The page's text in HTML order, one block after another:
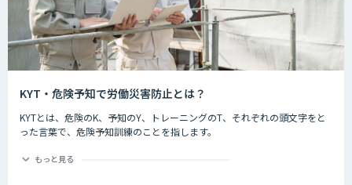
KYT・危険予知で労働災害防止とは？
KYTとは、危険のK、予知のY、トレーニングのT、それぞれの頭文字をと
った言葉で、危険予知訓練のことを指します。
もっと見る